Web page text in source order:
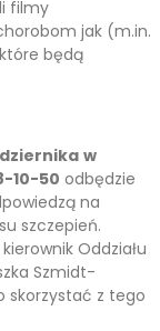
filmy
jak (m.in.
będą
w
10-50 odbędzie
na
szczepień.
Oddziału
Szmidt-
skorzystać z tego